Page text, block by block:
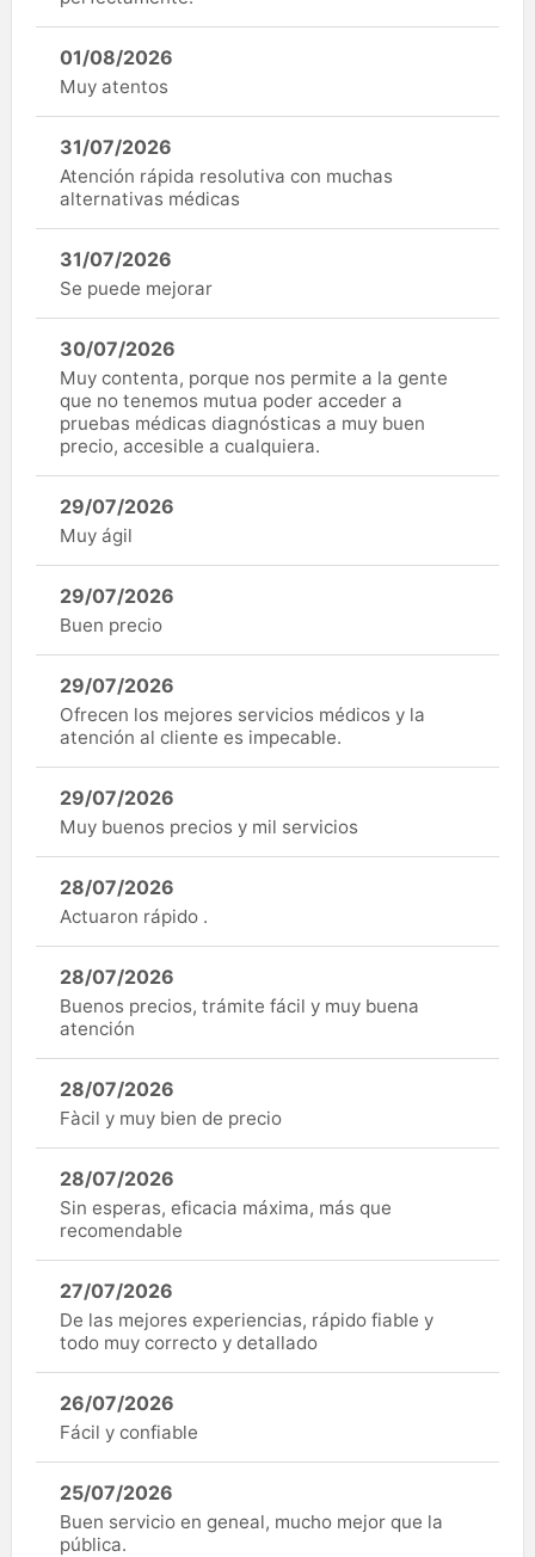
01/08/2026
Muy atentos
31/07/2026
Atención rápida resolutiva con muchas
alternativas médicas
31/07/2026
Se puede mejorar
30/07/2026
Muy contenta, porque nos permite a la gente
que no tenemos mutua poder acceder a
pruebas médicas diagnósticas a muy buen
precio, accesible a cualquiera.
29/07/2026
Muy ágil
29/07/2026
Buen precio
29/07/2026
Ofrecen los mejores servicios médicos y la
atención al cliente es impecable.
29/07/2026
Muy buenos precios y mil servicios
28/07/2026
Actuaron rápido .
28/07/2026
Buenos precios, trámite fácil y muy buena
atención
28/07/2026
Fàcil y muy bien de precio
28/07/2026
Sin esperas, eficacia máxima, más que
recomendable
27/07/2026
De las mejores experiencias, rápido fiable y
todo muy correcto y detallado
26/07/2026
Fácil y confiable
25/07/2026
Buen servicio en geneal, mucho mejor que la
pública.